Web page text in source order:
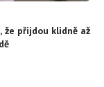
že přijdou klidně až